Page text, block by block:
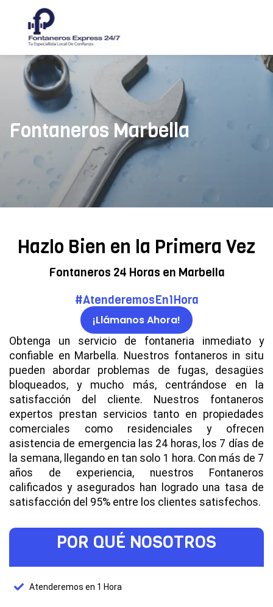
Fontaneros Marbella
Hazlo Bien en la Primera Vez
Fontaneros 24 Horas en Marbella
#AtenderemosEn1Hora
¡Llámanos Ahora!
Obtenga un servicio de fontaneria inmediato y
confiable en Marbella. Nuestros fontaneros in situ
pueden abordar problemas de fugas, desagües
bloqueados, y mucho más, centrándose en la
satisfacción del cliente. Nuestros fontaneros
expertos prestan servicios tanto en propiedades
comerciales como residenciales y ofrecen
asistencia de emergencia las 24 horas, los 7 días de
la semana, llegando en tan solo 1 hora. Con más de 7
años de experiencia, nuestros Fontaneros
calificados y asegurados han logrado una tasa de
satisfacción del 95% entre los clientes satisfechos.
POR QUÉ NOSOTROS
Atenderemos en 1 Hora